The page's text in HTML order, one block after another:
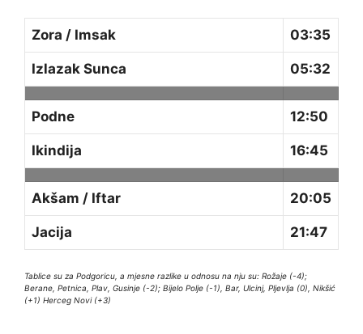
Zora / Imsak 03:35
Izlazak Sunca 05:32
Podne 12:50
Ikindija 16:45
Akšam / Iftar 20:05
Jacija 21:47
Tablice su za Podgoricu, a mjesne razlike u odnosu na nju su: Rožaje (-4);
Berane, Petnica, Plav, Gusinje (-2); Bijelo Polje (-1), Bar, Ulcinj, Pljevlja (0), Nikšić
(+1) Herceg Novi (+3)